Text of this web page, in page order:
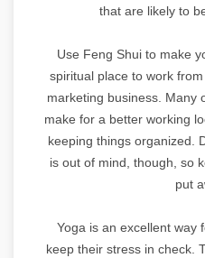
that are likely to
Use Feng Shui to make
spiritual place to work
marketing business. Many
make for a better working
keeping things organized.
is out of mind, though, so
put
Yoga is an excellent way
keep their stress in check.